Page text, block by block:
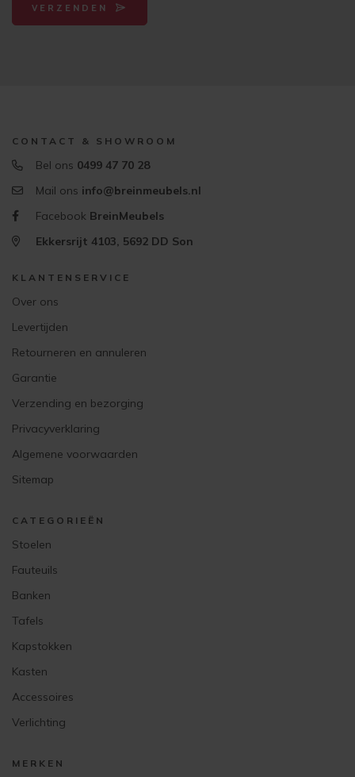
VERZENDEN
CONTACT & SHOWROOM
Bel ons 0499 47 70 28
Mail ons info@breinmeubels.nl
Facebook BreinMeubels
Ekkersrijt 4103, 5692 DD Son
KLANTENSERVICE
Over ons
Levertijden
Retourneren en annuleren
Garantie
Verzending en bezorging
Privacyverklaring
Algemene voorwaarden
Sitemap
CATEGORIEËN
Stoelen
Fauteuils
Banken
Tafels
Kapstokken
Kasten
Accessoires
Verlichting
MERKEN